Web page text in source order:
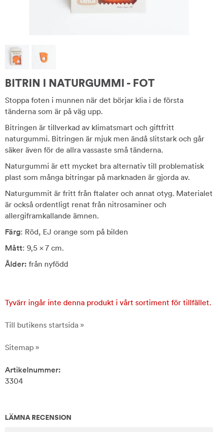
BITRIN I NATURGUMMI - FOT
Stoppa foten i munnen när det börjar klia i de första
tänderna som är på väg upp.
Bitringen är tillverkad av klimatsmart och giftfritt
naturgummi. Bitringen är mjuk men ändå slitstark och går
säker även för de allra vassaste små tänderna.
Naturgummi är ett mycket bra alternativ till problematisk
plast som många bitringar på marknaden är gjorda av.
Naturgummit är fritt från ftalater och annat otyg. Materialet
är också ordentligt renat från nitrosaminer och
allergiframkallande ämnen.
Färg: Röd, EJ orange som på bilden
Mått: 9,5 x 7 cm.
Ålder: från nyfödd
Tyvärr ingår inte denna produkt i vårt sortiment för tillfället.
Till butikens startsida »
Sitemap »
Artikelnummer:
3304
LÄMNA RECENSION